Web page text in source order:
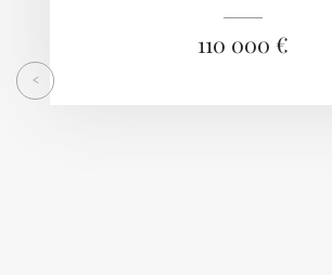
110 000 €
<